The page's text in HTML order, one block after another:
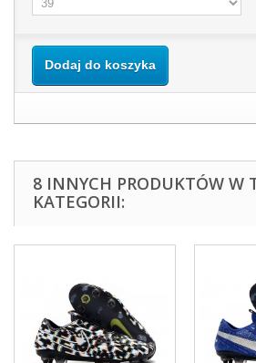
Dodaj do koszyka
8 INNYCH PRODUKTÓW W
KATEGORII: